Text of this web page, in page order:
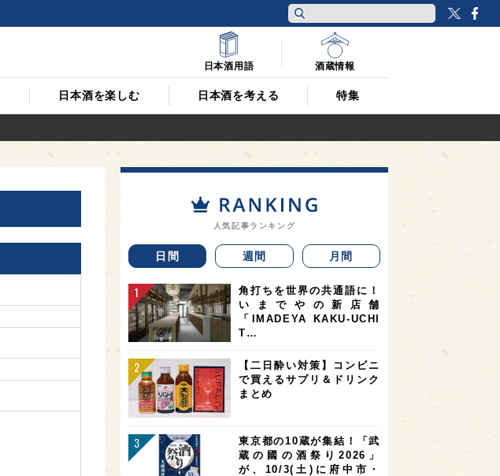
日本酒を楽しむ 日本酒を考える 特集
日本酒用語 酒蔵情報
人気記事ランキング
日間 週間 月間
角打ちを世界の共通語に！
いまでやの新店舗
「IMADEYA KAKU-UCHI
T…
【二日酔い対策】コンビニ
で買えるサプリ＆ドリンク
まとめ
東京都の10蔵が集結！「武
蔵の國の酒祭り2026」
が、10/3(土)に府中市・